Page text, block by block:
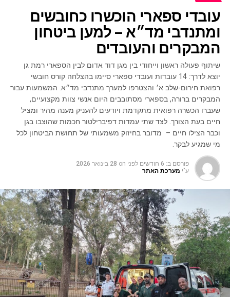
עובדי ספארי הוכשרו כחובשים
ומתנדבי מד״א – למען ביטחון
המבקרים והעובדים
שיתוף פעולה ראשון וייחודי בין מגן דוד אדום לבין הספארי רמת גן
יוצא לדרך: 14 עובדות ועובדי ספארי סיימו בהצלחה קורס חובשי
רפואת חירום-שלב א׳ והצטרפו למערך מתנדבי מד״א. המשמעות עבור
המבקרים ברורה, בספארי מסתובבים היום אנשי צוות מקצועיים,
שעברו הכשרה רפואית מתקדמת ויודעים להעניק מענה מהיר ומציל
חיים בעת הצורך. לצד שתי עמדות דפיברילטור חכמות שהוצבו בגן
וכבר הצילו חיים – מדובר בחיזוק משמעותי של תחושת הביטחון לכל
מי שמגיע לבקר.
פורסם ב: 6 חודשים לפני on 28 בינואר 2026
ע"י מערכת האתר